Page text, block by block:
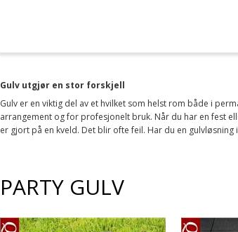
Gulv utgjør en stor forskjell
Gulv er en viktig del av et hvilket som helst rom både i
arrangement og for profesjonelt bruk. Når du har en fest
er gjort på en kveld. Det blir ofte feil. Har du en
PARTY GULV